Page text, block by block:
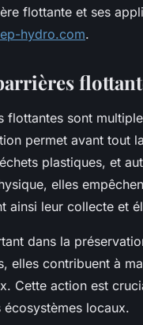
flottante et ses
hydro.com.
sont
permet avant tout
plastiques, et
elles
ainsi leur collecte et
dans la
elles contribuent à
Cette action est
locaux.